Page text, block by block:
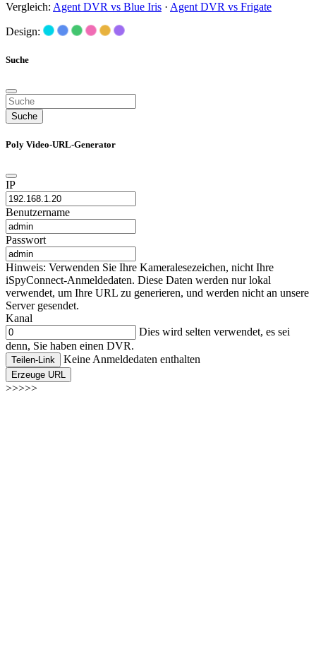
Vergleich: Agent DVR vs Blue Iris · Agent DVR vs Frigate
Design:
Suche
Suche
Poly Video-URL-Generator
IP
Benutzername
Passwort
Hinweis: Verwenden Sie Ihre Kameralesezeichen, nicht Ihre
iSpyConnect-Anmeldedaten. Diese Daten werden nur lokal
verwendet, um Ihre URL zu generieren, und werden nicht an unsere
Server gesendet.
Kanal
Dies wird selten verwendet, es sei
denn, Sie haben einen DVR.
Teilen-Link Keine Anmeldedaten enthalten
Erzeuge URL
>>>>>